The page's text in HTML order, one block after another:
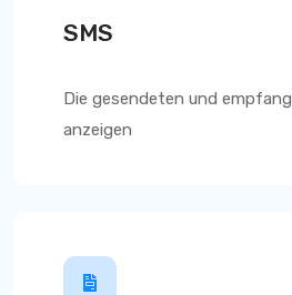
SMS
Die gesendeten und
anzeigen